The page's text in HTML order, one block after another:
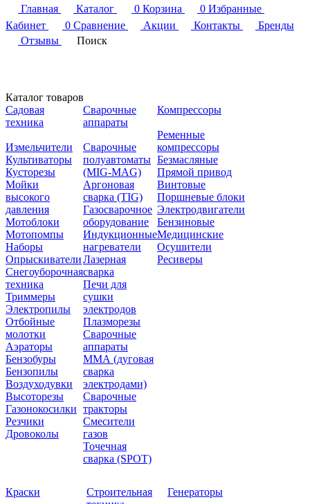
Главная
Каталог 0 Корзина 0 Избранные
Кабинет
0 Сравнение Акции Контакты
Бренды
Отзывы
Поиск
Каталог товаров
Садовая
техника
Измельчители
Культиваторы
Кусторезы
Мойки
высокого
давления
Мотоблоки
Мотопомпы
Наборы
Опрыскиватели
Снегоуборочная
техника
Триммеры
Электропилы
Отбойные
молотки
Аэраторы
Бензобуры
Бензопилы
Воздуходувки
Высоторезы
Газонокосилки
Резчики
Дровоколы
Сварочные
аппараты
Сварочные
полуавтоматы
(MIG-MAG)
Аргоновая
сварка (TIG)
Газосварочное
оборудование
Индукционные
нагреватели
Лазерная
сварка
Печи для
сушки
электродов
Плазморезы
Сварочные
аппараты
ММА (дуговая
сварка
электродами)
Сварочные
тракторы
Смесители
газов
Точечная
сварка (SPOT)
Компрессоры
Ременные
компрессоры
Безмасляные
Прямой привод
Винтовые
Поршневые блоки
Электродвигатели
Бензиновые
Медицинские
Осушители
Ресиверы
Краски
Строительная
Генераторы